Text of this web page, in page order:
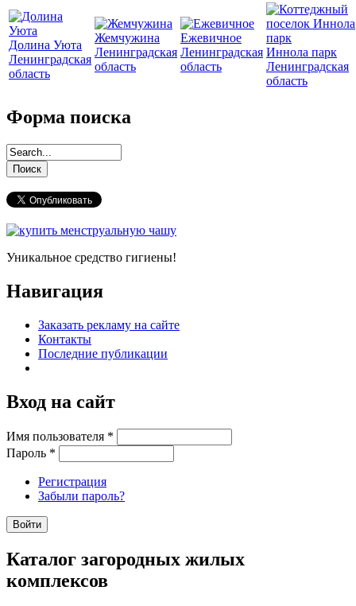
Долина Уюта
Ленинградская
область
Жемчужина
Ленинградская
область
Ежевичное
Ленинградская
область
Иннола парк
Ленинградская
область
Форма поиска
Уникальное средство гигиены!
Навигация
Заказать рекламу на сайте
Контакты
Последние публикации
Вход на сайт
Имя пользователя *
Пароль *
Регистрация
Забыли пароль?
Каталог загородных жилых
комплексов